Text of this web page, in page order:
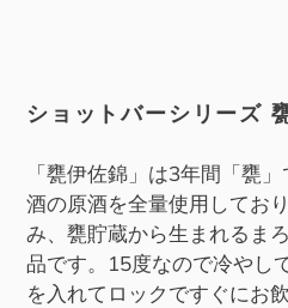
ト
商
品
を
追
加
ショットバーシリーズ
「甕伊佐錦」は3年間「甕
酒の原酒を全量使用してお
み、甕貯蔵から生まれるま
品です。15度なので冷やし
を入れてロックですぐにお